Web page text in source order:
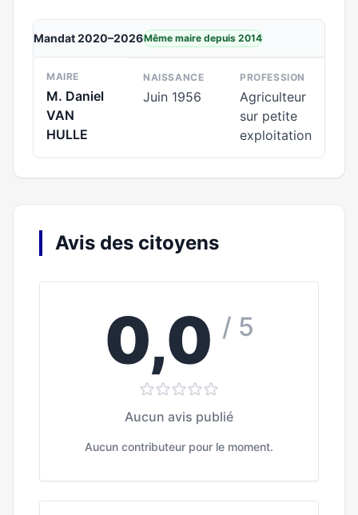
Mandat 2020–2026Même maire depuis 2014
MAIRE
M. Daniel
VAN
HULLE
NAISSANCE
Juin 1956
PROFESSION
Agriculteur
sur petite
exploitation
Avis des citoyens
0,0 / 5
Aucun avis publié
Aucun contributeur pour le moment.